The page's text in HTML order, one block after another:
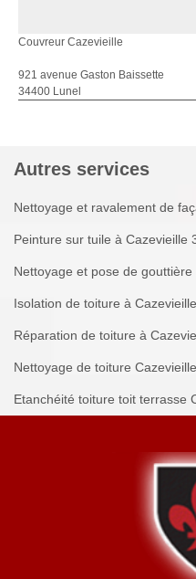
Couvreur Cazevieille
921 avenue Gaston Baissette
34400 Lunel
Autres services
Nettoyage et ravalement de
Peinture sur tuile à Cazevieille
Nettoyage et pose de
Isolation de toiture à
Réparation de toiture à
Nettoyage de toiture
Etanchéité toiture toit terrasse